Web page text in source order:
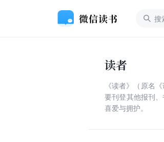
读者
《读者》（原名
要刊登其他报刊
喜爱与拥护。